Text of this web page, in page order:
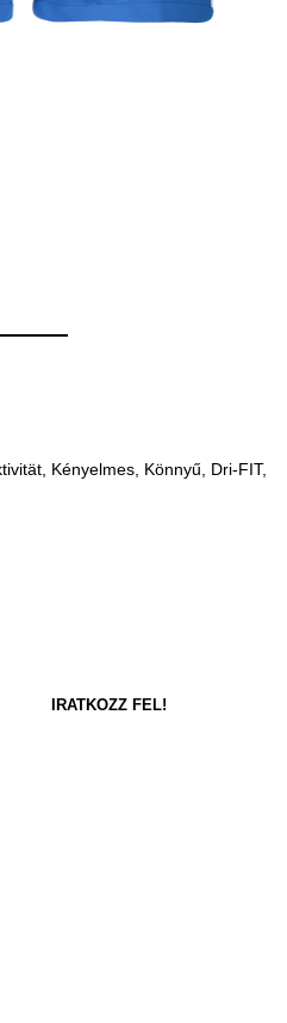
Kényelmes, Könnyű, Dri-FIT,